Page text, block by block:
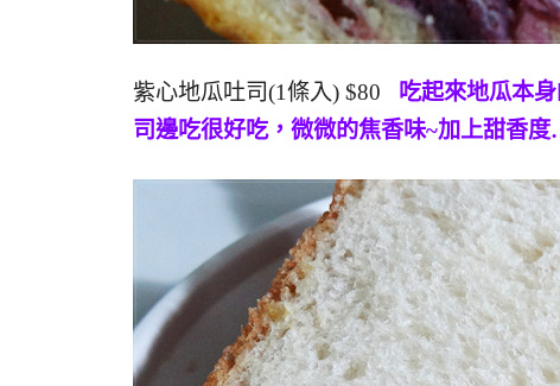
紫心地瓜吐司(1條入) $80 吃起來地瓜本
司邊吃很好吃，微微的焦香味~加上甜香